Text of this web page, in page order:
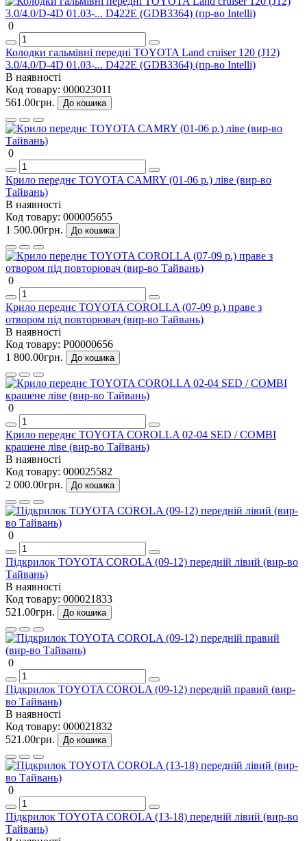
0
Колодки гальмівні передні TOYOTA Land cruiser 120 (J12)
3.0/4.0/D-4D 01.03-... D422E (GDB3364) (пр-во Intelli)
В наявності
Код товару: 000023011
561.00грн.
До кошика
0
Крило переднє TOYOTA CAMRY (01-06 р.) ліве (вир-во
Тайвань)
В наявності
Код товару: 000005655
1 500.00грн.
До кошика
0
Крило переднє TOYOTA COROLLA (07-09 р.) праве з
отвором під повторювач (вир-во Тайвань)
В наявності
Код товару: P00000656
1 800.00грн.
До кошика
0
Крило переднє TOYOTA COROLLA 02-04 SED / COMBI
крашене ліве (вир-во Тайвань)
В наявності
Код товару: 000025582
2 000.00грн.
До кошика
0
Підкрилок TOYOTA COROLA (09-12) передній лівий (вир-во
Тайвань)
В наявності
Код товару: 000021833
521.00грн.
До кошика
0
Підкрилок TOYOTA COROLA (09-12) передній правий (вир-
во Тайвань)
В наявності
Код товару: 000021832
521.00грн.
До кошика
0
Підкрилок TOYOTA COROLA (13-18) передній лівий (вир-во
Тайвань)